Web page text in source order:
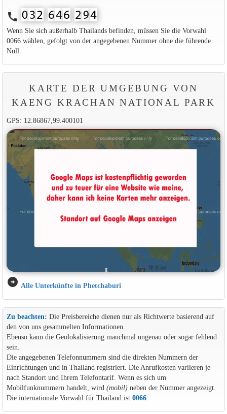
call
Wenn Sie sich außerhalb Thailands befinden, müssen Sie die Vorwahl
0066 wählen, gefolgt von der angegebenen Nummer ohne die führende
Null.
KARTE DER UMGEBUNG VON
KAENG KRACHAN NATIONAL PARK
GPS: 12.86867,99.400101
arrow_circle_right Alle Unterkünfte in Phetchaburi
Zu beachten: Die Preisbereiche dienen nur als Richtwerte basierend auf
den von uns gesammelten Informationen.
Ebenso kann die Geolokalisierung manchmal ungenau oder sogar fehlend
sein.
Die angegebenen Telefonnummern sind die direkten Nummern der
Einrichtungen und in Thailand registriert. Die Anrufkosten variieren je
nach Standort und Ihrem Telefontarif. Wenn es sich um
Mobilfunknummern handelt, wird (mobil)neben der Nummer angezeigt.
Die internationale Vorwahl für Thailand ist 0066.